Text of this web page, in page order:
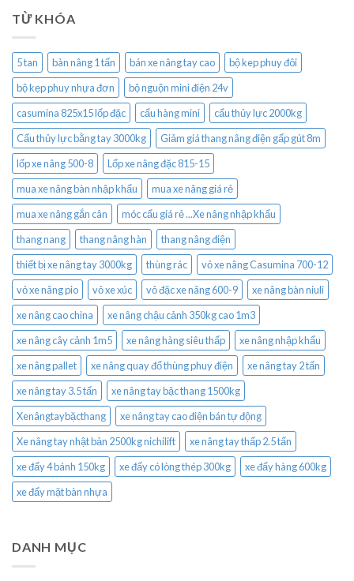
TỪ KHÓA
5 tan bàn nâng 1 tấn bán xe nâng tay cao
bộ kep phuy đôi
bộ kẹp phuy nhựa đơn
bộ nguộn mini điện 24v
casumina 825x15 lốp đặc
cẩu hàng mini
cẩu thủy lực 2000kg
Cẩu thủy lực bằng tay 3000kg
Giảm giá thang nâng điện gấp gút 8m
lốp xe nâng 500-8
Lốp xe nâng đặc 815-15
mua xe nâng bàn nhập khẩu
mua xe nâng giá rẻ
mua xe nâng gắn cân
móc cẩu giá rẻ ...Xe nâng nhập khẩu
thang nang
thang nâng hàn
thang nâng điện
thiết bị xe nâng tay 3000kg
thùng rác
vỏ xe nâng Casumina 700-12
vỏ xe nâng pio
vỏ xe xúc vỏ đặc xe nâng 600-9
xe nâng bàn niuli
xe nâng cao china
xe nâng chậu cảnh 350kg cao 1m3
xe nâng cây cảnh 1m5
xe nâng hàng siêu thấp
xe nâng nhập khẩu
xe nâng pallet
xe nâng quay đổ thùng phuy điện
xe nâng tay 2 tấn
xe nâng tay 3.5 tấn
xe nâng tay bậc thang 1500kg
Xenângtaybặcthang
xe nâng tay cao điện bán tự động
Xe nâng tay nhật bản 2500kg nichilift
xe nâng tay thấp 2.5 tấn
xe đẩy 4 bánh 150kg
xe đẩy có lòng thép 300kg
xe đẩy hàng 600kg
xe đẩy mặt bàn nhựa
DANH MỤC